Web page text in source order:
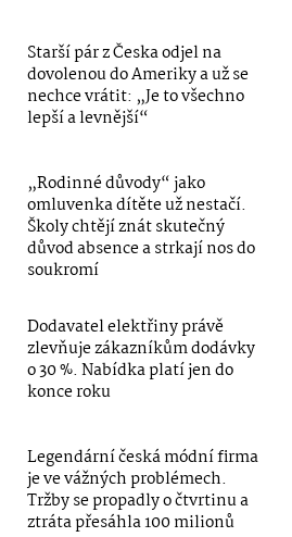
Starší pár z Česka odjel na
dovolenou do Ameriky a už se
nechce vrátit: „Je to všechno
lepší a levnější“
„Rodinné důvody“ jako
omluvenka dítěte už nestačí.
Školy chtějí znát skutečný
důvod absence a strkají nos do
soukromí
Dodavatel elektřiny právě
zlevňuje zákazníkům dodávky
o 30 %. Nabídka platí jen do
konce roku
Legendární česká módní firma
je ve vážných problémech.
Tržby se propadly o čtvrtinu a
ztráta přesáhla 100 milionů